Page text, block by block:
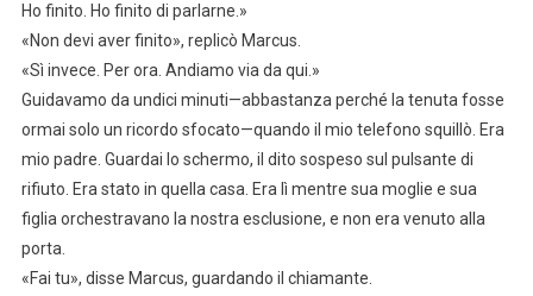
Ho finito. Ho finito di parlarne.»
«Non devi aver finito», replicò Marcus.
«Sì invece. Per ora. Andiamo via da qui.»
Guidavamo da undici minuti—abbastanza perché la tenuta fosse
ormai solo un ricordo sfocato—quando il mio telefono squillò. Era
mio padre. Guardai lo schermo, il dito sospeso sul pulsante di
rifiuto. Era stato in quella casa. Era lì mentre sua moglie e sua
figlia orchestravano la nostra esclusione, e non era venuto alla
porta.
«Fai tu», disse Marcus, guardando il chiamante.